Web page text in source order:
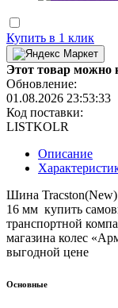
Купить в 1 клик
Этот товар можно
Обновление:
01.08.2026 23:53:33
Код поставки:
LISTKOLR
Описание
Шина
16 мм купить
транспортной
магазина колес
выгодной цене
Основные